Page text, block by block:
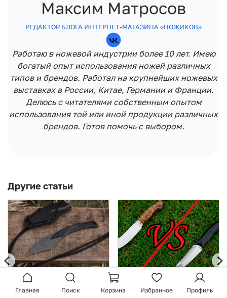
Максим Матросов
РЕДАКТОР БЛОГА ИНТЕРНЕТ-МАГАЗИНА «НОЖИКОВ»
Работаю в ножевой индустрии более 10 лет. Имею
богатый опыт использования ножей различных
типов и брендов. Работал на крупнейших ножевых
выставках в России, Китае, Германии и Франции.
Делюсь с читателями собственным опытом
использования той или иной продукции различных
брендов. Готов помочь с выбором.
Другие статьи
Три компактные
новинки Extrema Ratio
Отличительные черты
ножа для охоты
Главная Поиск Корзина Избранное Профиль